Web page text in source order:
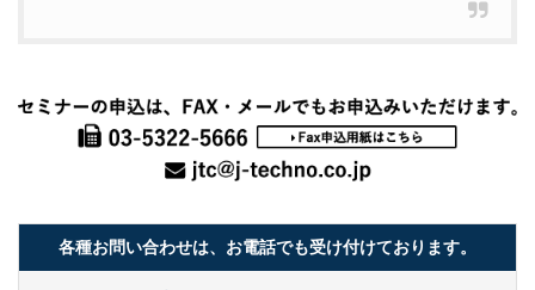
各種お問い合わせは、お電話でも受け付けております。